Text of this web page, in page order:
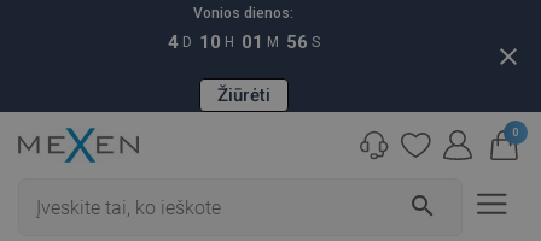
Vonios dienos:
4 D 10 H 01 M 55 S
Žiūrėti
close
search
0